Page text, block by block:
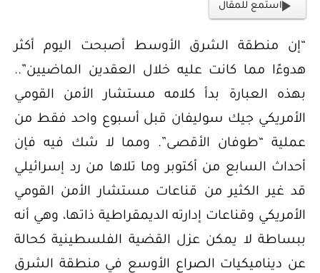
استمع للمقال
“إن منطقة الشرق الأوسط أصبحت اليوم أكثر
هدوءًا مما كانت عليه خلال العقدين الماضيين”..
بهذه العبارة بدأ كلامه مستشار الأمن القومي
الأمريكي جيك سوليفان قبل أسبوع واحد فقط من
عملية “طوفان الأقصى”. ومما لا شك فيه فإن
أحداث السابع من أكتوبر وما تلاها من رد إسرائيلي
قد غير الكثير من قناعات مستشار الأمن القومي
الأمريكي وقناعات إدارته الديمقراطية ذاتها، وهي أنه
ببساطة لا يمكن عزل القضية الفلسطينية كحالة
عن ديناميكيات الصراع الأوسع في منطقة الشرق